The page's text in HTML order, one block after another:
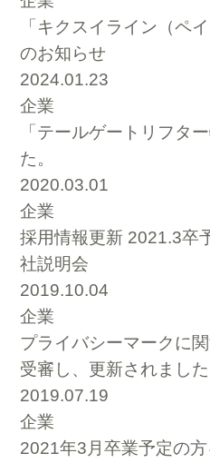
「キクスイライン（ペ
のお知らせ
2024.01.23
企業
「テールゲートリフタ
た。
2020.03.01
企業
採用情報更新 2021.3卒
社説明会
2019.10.04
企業
プライバシーマークに
受審し、更新されました
2019.07.19
企業
2021年3月卒業予定の